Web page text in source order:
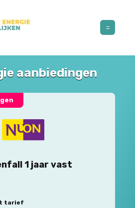
aanbiedingen
1 jaar vast
tarief